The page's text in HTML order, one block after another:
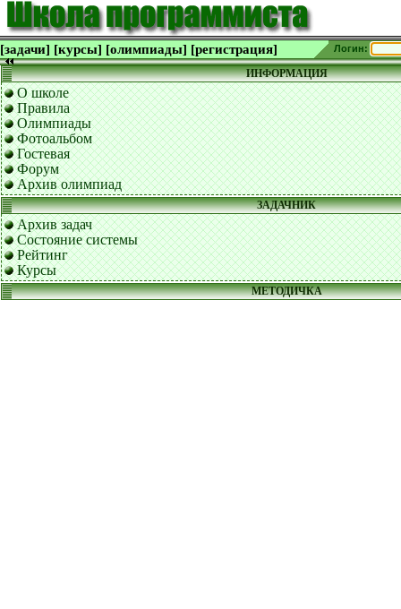
[задачи] [курсы] [олимпиады] [регистрация] Логин:
ИНФОРМАЦИЯ
О школе
Правила
Олимпиады
Фотоальбом
Гостевая
Форум
Архив олимпиад
ЗАДАЧНИК
Архив задач
Состояние системы
Рейтинг
Курсы
МЕТОДИЧКА